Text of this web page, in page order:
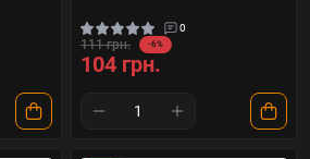
0
111 грн. -6%
104 грн.